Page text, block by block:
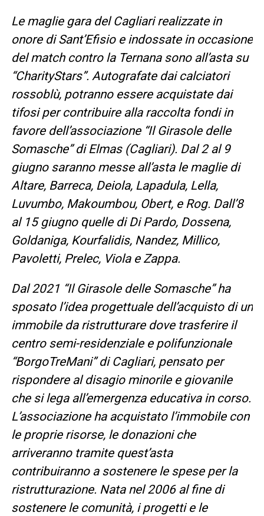
Le maglie gara del Cagliari realizzate in
onore di Sant’Efisio e indossate in occasione
del match contro la Ternana sono all’asta su
“CharityStars”. Autografate dai calciatori
rossoblù, potranno essere acquistate dai
tifosi per contribuire alla raccolta fondi in
favore dell’associazione “Il Girasole delle
Somasche” di Elmas (Cagliari). Dal 2 al 9
giugno saranno messe all’asta le maglie di
Altare, Barreca, Deiola, Lapadula, Lella,
Luvumbo, Makoumbou, Obert, e Rog. Dall’8
al 15 giugno quelle di Di Pardo, Dossena,
Goldaniga, Kourfalidis, Nandez, Millico,
Pavoletti, Prelec, Viola e Zappa.
Dal 2021 “Il Girasole delle Somasche” ha
sposato l’idea progettuale dell’acquisto di un
immobile da ristrutturare dove trasferire il
centro semi-residenziale e polifunzionale
“BorgoTreMani” di Cagliari, pensato per
rispondere al disagio minorile e giovanile
che si lega all’emergenza educativa in corso.
L’associazione ha acquistato l’immobile con
le proprie risorse, le donazioni che
arriveranno tramite quest’asta
contribuiranno a sostenere le spese per la
ristrutturazione. Nata nel 2006 al fine di
sostenere le comunità, i progetti e le